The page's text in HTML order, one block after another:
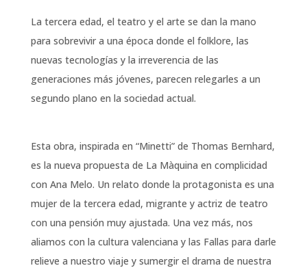
La tercera edad, el teatro y el arte se dan la mano
para sobrevivir a una época donde el folklore, las
nuevas tecnologías y la irreverencia de las
generaciones más jóvenes, parecen relegarles a un
segundo plano en la sociedad actual.
Esta obra, inspirada en “Minetti” de Thomas Bernhard,
es la nueva propuesta de La Màquina en complicidad
con Ana Melo. Un relato donde la protagonista es una
mujer de la tercera edad, migrante y actriz de teatro
con una pensión muy ajustada. Una vez más, nos
aliamos con la cultura valenciana y las Fallas para darle
relieve a nuestro viaje y sumergir el drama de nuestra